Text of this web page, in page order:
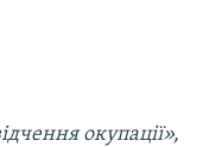
окупації»,